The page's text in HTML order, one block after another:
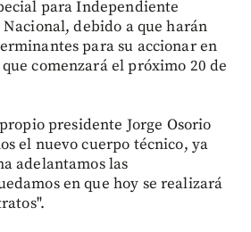
para Independiente
debido a que harán
para su accionar en
comenzará el próximo 20 de
presidente Jorge Osorio
el nuevo cuerpo técnico, ya
adelantamos las
en que hoy se realizará